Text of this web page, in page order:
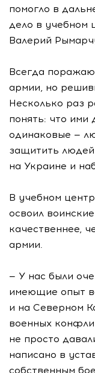
помогло в
дело в учебном
Валерий
Всегда
армии, но
Несколько раз
понять: что ими
одинаковые —
защитить
на Украине и
В учебном
освоил
качественнее,
армии.
— У нас были
имеющие опыт
и на Северном
военных
не просто
написано в
собственным